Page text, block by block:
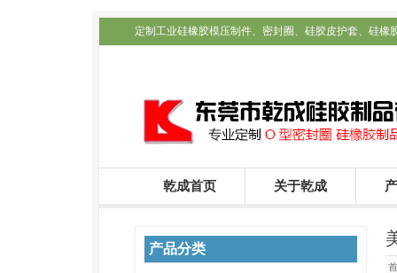
定制工业硅橡胶模压制件、密封圈、硅胶皮护套、硅橡
乾成首页 关于乾成
产品分类